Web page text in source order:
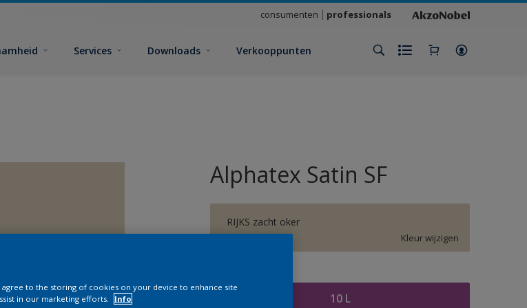
consumenten professionals
Services Downloads Verkooppunten
Alphatex Satin SF
RIJKS zacht oker
Kleur wijzigen
10 L
agree to the storing of cookies on your device to enhance site
in our marketing efforts.
Info